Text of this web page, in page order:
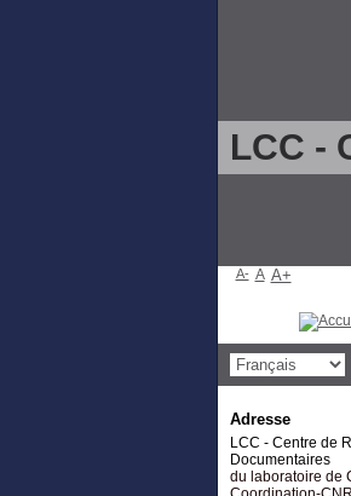
LCC -
A- A A+
Adresse
LCC - Centre de
Documentaires
du laboratoire de